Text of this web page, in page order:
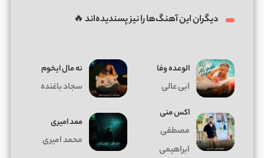
دیگران این آهنگ‌ها را نیز پسندیده‌اند 🔥
الوعده وفا
ابی عالی
ﻧﻪ ﻣﺎل اﻳﺨﻮم
سجاد باغنده
اکس منی
مصطفی
ابراهیمی
ممد امیری
محمد امیری